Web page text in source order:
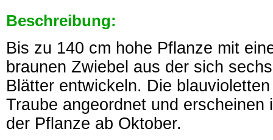
Beschreibung:
Bis zu 140 cm hohe Pflanze mit
braunen Zwiebel aus der sich
Blätter entwickeln. Die
Traube angeordnet und erscheinen
der Pflanze ab Oktober.